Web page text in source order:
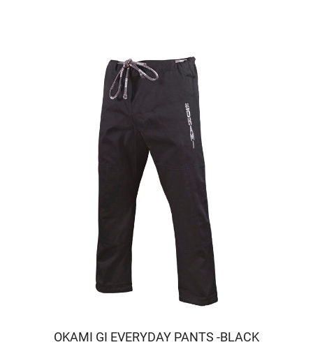
OKAMI GI EVERYDAY PANTS -BLACK